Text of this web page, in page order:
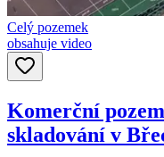
Celý pozemek
obsahuje video
Komerční
skladování v